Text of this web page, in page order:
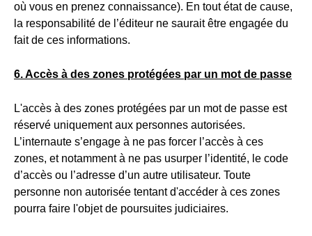
où vous en prenez connaissance). En tout état de cause,
la responsabilité de l’éditeur ne saurait être engagée du
fait de ces informations.
6. Accès à des zones protégées par un mot de passe
L'accès à des zones protégées par un mot de passe est
réservé uniquement aux personnes autorisées.
L’internaute s’engage à ne pas forcer l’accès à ces
zones, et notamment à ne pas usurper l’identité, le code
d’accès ou l’adresse d’un autre utilisateur. Toute
personne non autorisée tentant d'accéder à ces zones
pourra faire l'objet de poursuites judiciaires.